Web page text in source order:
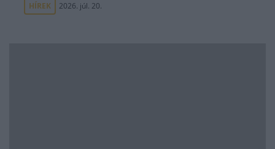
HÍREK 2026. júl. 20.